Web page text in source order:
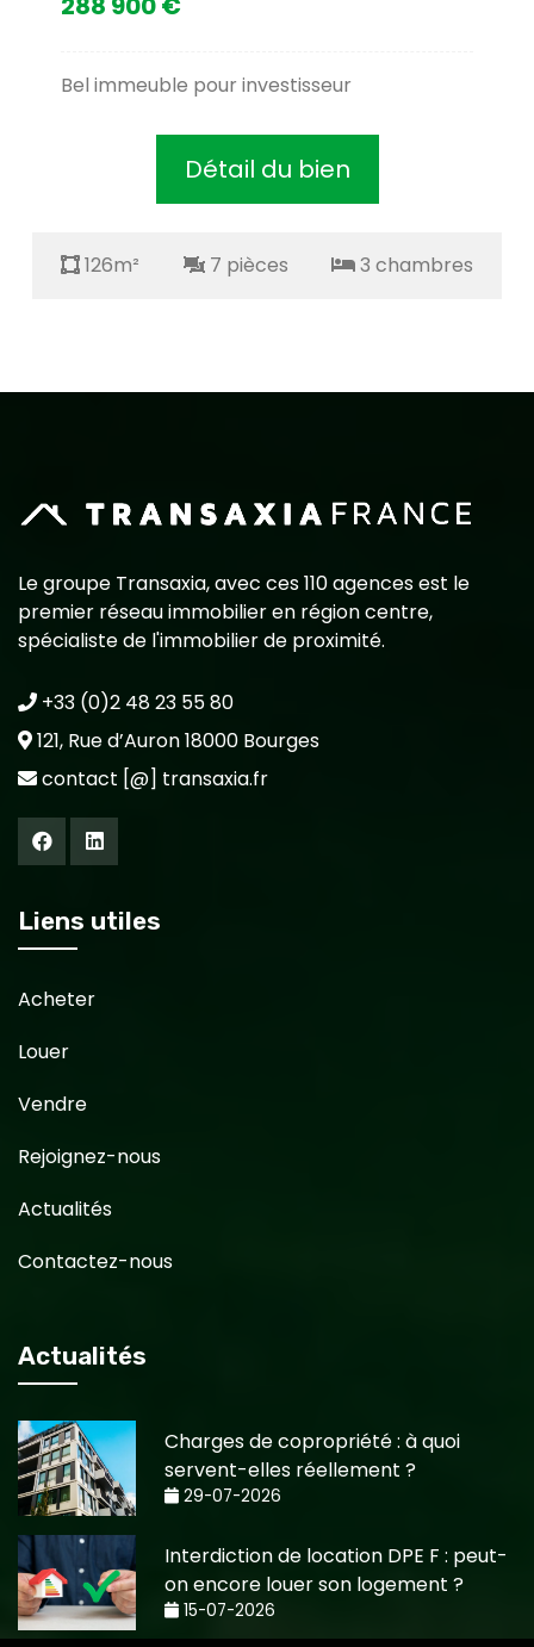
Bel immeuble pour investisseur
Détail du bien
126m² 7 pièces 3 chambres
Le groupe Transaxia, avec ces 110 agences est le
premier réseau immobilier en région centre,
spécialiste de l'immobilier de proximité.
+33 (0)2 48 23 55 80
121, Rue d’Auron 18000 Bourges
contact [@] transaxia.fr
Liens utiles
Acheter
Louer
Vendre
Rejoignez-nous
Actualités
Contactez-nous
Actualités
Charges de copropriété : à quoi
servent-elles réellement ?
29-07-2026
Interdiction de location DPE F : peut-
on encore louer son logement ?
15-07-2026